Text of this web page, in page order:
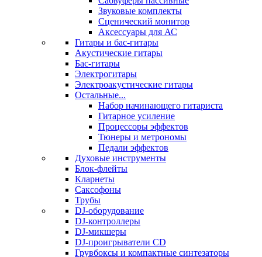
Звуковые комплекты
Сценический монитор
Аксессуары для АС
Гитары и бас-гитары
Акустические гитары
Бас-гитары
Электрогитары
Электроакустические гитары
Остальные...
Набор начинающего гитариста
Гитарное усиление
Процессоры эффектов
Тюнеры и метрономы
Педали эффектов
Духовые инструменты
Блок-флейты
Кларнеты
Саксофоны
Трубы
DJ-оборудование
DJ-контроллеры
DJ-микшеры
DJ-проигрыватели CD
Грувбоксы и компактные синтезаторы